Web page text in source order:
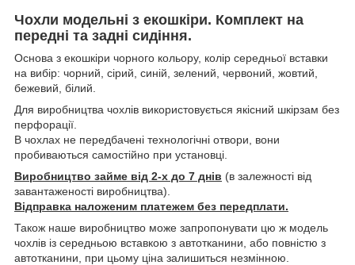
Чохли модельні з екошкіри. Комплект на
передні та задні сидіння.
Основа з екошкіри чорного кольору, колір середньої вставки
на вибір: чорний, сірий, синій, зелений, червоний, жовтий,
бежевий, білий.
Для виробництва чохлів використовується якісний шкірзам без
перфорації.
В чохлах не передбачені технологічні отвори, вони
пробиваються самостійно при установці.
Виробництво займе від 2-х до 7 днів (в залежності від
завантаженості виробництва).
Відправка наложеним платежем без передплати.
Також наше виробництво може запропонувати цю ж модель
чохлів із середньою вставкою з автотканини, або повністю з
автотканини, при цьому ціна залишиться незмінною.